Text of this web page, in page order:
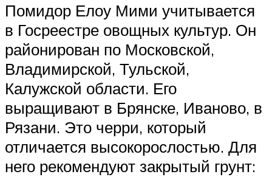
Помидор Елоу Мими учитывается
в Госреестре овощных культур. Он
районирован по Московской,
Владимирской, Тульской,
Калужской области. Его
выращивают в Брянске, Иваново, в
Рязани. Это черри, который
отличается высокорослостью. Для
него рекомендуют закрытый грунт: